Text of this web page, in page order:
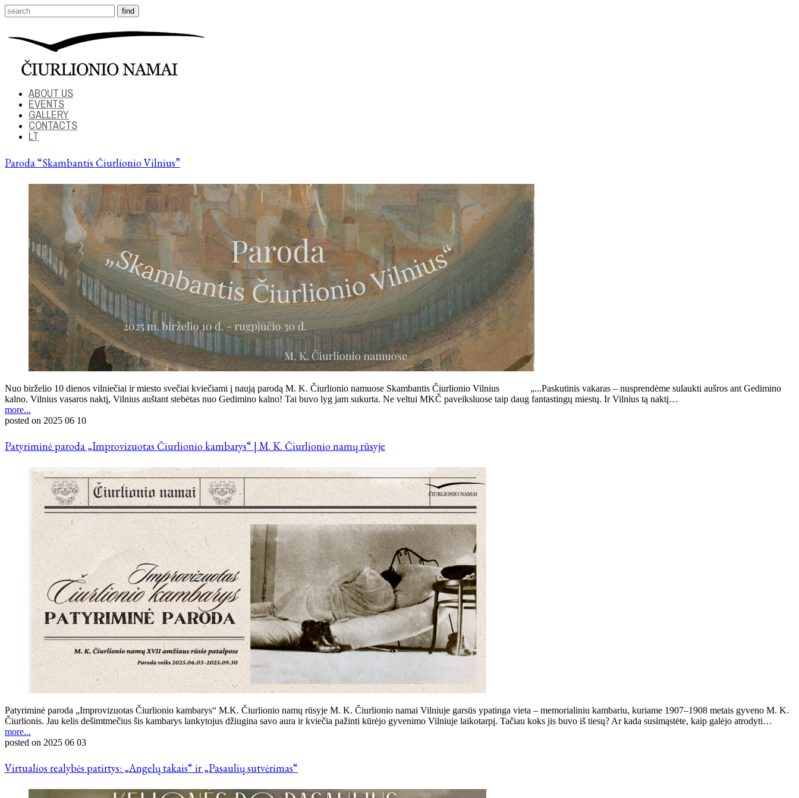
ABOUT US
EVENTS
GALLERY
CONTACTS
LT
Paroda “Skambantis Čiurlionio Vilnius”
Nuo birželio 10 dienos vilniečiai ir miesto svečiai kviečiami į naują parodą M. K. Čiurlionio namuose Skambantis Čiurlionio Vilnius „...Paskutinis vakaras – nusprendėme sulaukti aušros ant Gedimino
kalno. Vilnius vasaros naktį, Vilnius auštant stebėtas nuo Gedimino kalno! Tai buvo lyg jam sukurta. Ne veltui MKČ paveiksluose taip daug fantastingų miestų. Ir Vilnius tą naktį…
more...
posted on 2025 06 10
Patyriminė paroda „Improvizuotas Čiurlionio kambarys“ | M. K. Čiurlionio namų rūsyje
Patyriminė paroda „Improvizuotas Čiurlionio kambarys“ M.K. Čiurlionio namų rūsyje M. K. Čiurlionio namai Vilniuje garsūs ypatinga vieta – memorialiniu kambariu, kuriame 1907–1908 metais gyveno M. K.
Čiurlionis. Jau kelis dešimtmečius šis kambarys lankytojus džiugina savo aura ir kviečia pažinti kūrėjo gyvenimo Vilniuje laikotarpį. Tačiau koks jis buvo iš tiesų? Ar kada susimąstėte, kaip galėjo atrodyti…
more...
posted on 2025 06 03
Virtualios realybės patirtys: „Angelų takais“ ir „Pasaulių sutvėrimas“